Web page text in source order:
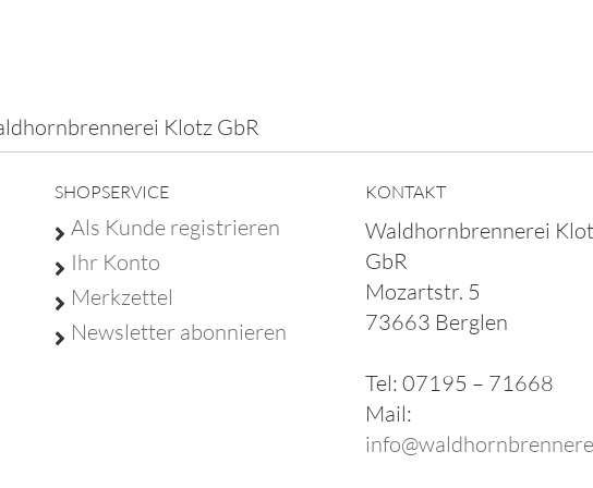
Klotz GbR
SHOPSERVICE
Als Kunde registrieren
Ihr Konto
Merkzettel
Newsletter abonnieren
KONTAKT
Waldhornbrennerei
GbR
Mozartstr. 5
73663 Berglen
Tel: 07195 – 71668
Mail: